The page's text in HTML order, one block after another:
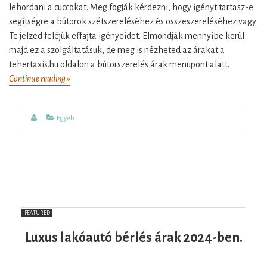
lehordani a cuccokat. Meg fogják kérdezni, hogy igényt tartasz-e
segítségre a bútorok szétszereléséhez és összeszereléséhez vagy
Te jelzed feléjük effajta igényeidet. Elmondják mennyibe kerül
majd ez a szolgáltatásuk, de meg is nézheted az árakat a
tehertaxis.hu oldalon a bútorszerelés árak menüpont alatt.
Continue reading »
információk
költözéshez.
AuthorCategories
Egyéb
FEATURED
Luxus lakóautó bérlés árak 2024-ben.